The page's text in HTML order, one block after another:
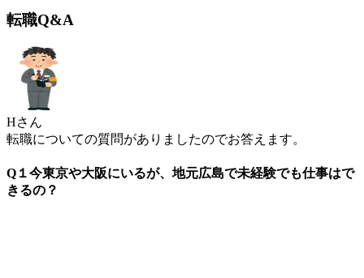
転職Q&A
Hさん
転職についての質問がありましたのでお答えます。
Q１今東京や大阪にいるが、地元広島で未経験でも仕事はで
きるの？